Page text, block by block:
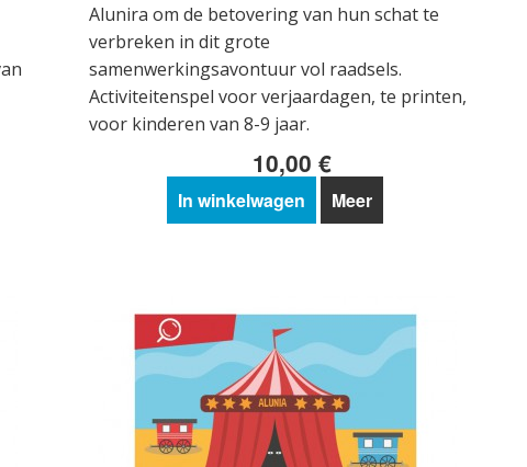
Alunira om de betovering van hun schat te
verbreken in dit grote
samenwerkingsavontuur vol raadsels.
Activiteitenspel voor verjaardagen, te printen,
voor kinderen van 8-9 jaar.
10,00 €
In winkelwagen Meer